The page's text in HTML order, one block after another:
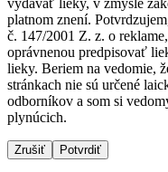
Dialyzačné strediská
B. Braun Avitum
vo všetkých svojich
informácií nájdete na
vydávať lieky, v zmysle
platnom znení.
č. 147/2001 Z. z. o
oprávnenou predpisovať
lieky. Beriem na vedomie,
stránkach nie sú určené
odborníkov a som si
plynúcich.
Zrušiť Potvrdiť